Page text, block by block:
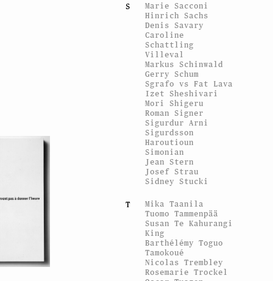
S
Marie Sacconi
Hinrich Sachs
Denis Savary
Caroline
Schattling
Villeval
Markus Schinwald
Gerry Schum
Sgrafo vs Fat Lava
Izet Sheshivari
Mori Shigeru
Roman Signer
Sigurdur Arni
Sigurdsson
Haroutioun
Simonian
Jean Stern
Josef Strau
Sidney Stucki
T
Mika Taanila
Tuomo Tammenpää
Susan Te Kahurangi
King
Barthélémy Toguo
Tamokoué
Nicolas Trembley
Rosemarie Trockel